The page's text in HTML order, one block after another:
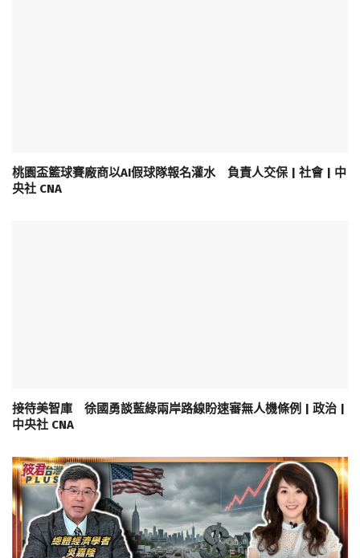
桃園盃籃球賽廠商以AI假球隊報名灌水 負責人交保 | 社會 | 中
央社 CNA
接待美智庫 徐國勇談藍綠兩岸路線盼速審無人機條例 | 政治 |
中央社 CNA